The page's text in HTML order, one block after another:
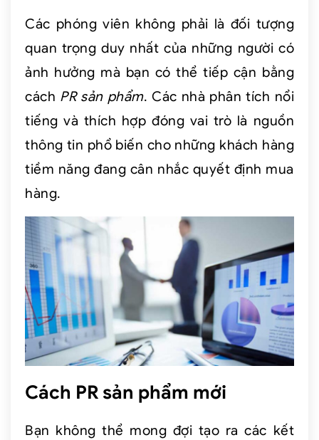
Các phóng viên không phải là đối tượng
quan trọng duy nhất của những người có
ảnh hưởng mà bạn có thể tiếp cận bằng
cách PR sản phẩm. Các nhà phân tích nổi
tiếng và thích hợp đóng vai trò là nguồn
thông tin phổ biến cho những khách hàng
tiềm năng đang cân nhắc quyết định mua
hàng.
Cách PR sản phẩm mới
Bạn không thể mong đợi tạo ra các kết